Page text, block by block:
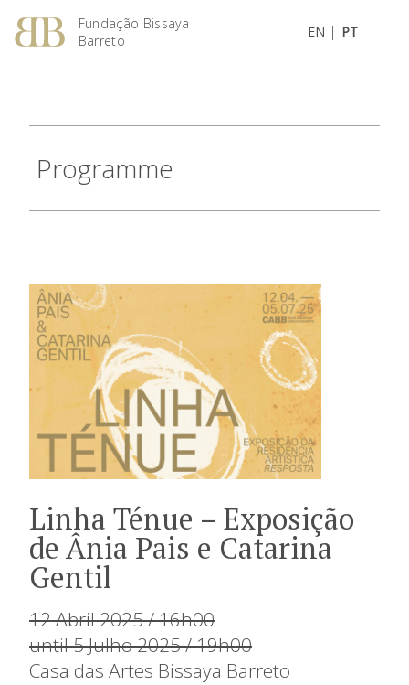
Fundação Bissaya
Barreto
EN | PT
Programme
Linha Ténue – Exposição
de Ânia Pais e Catarina
Gentil
12 Abril 2025 / 16h00
until 5 Julho 2025 / 19h00
Casa das Artes Bissaya Barreto